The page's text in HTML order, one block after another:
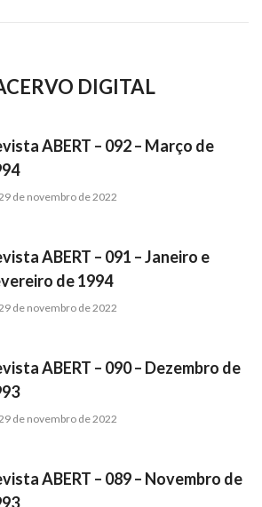
DIGITAL
ABERT – 092 – Março de
de novembro de 2022
ABERT – 091 – Janeiro e
de 1994
de novembro de 2022
ABERT – 090 – Dezembro de
de novembro de 2022
ABERT – 089 – Novembro de